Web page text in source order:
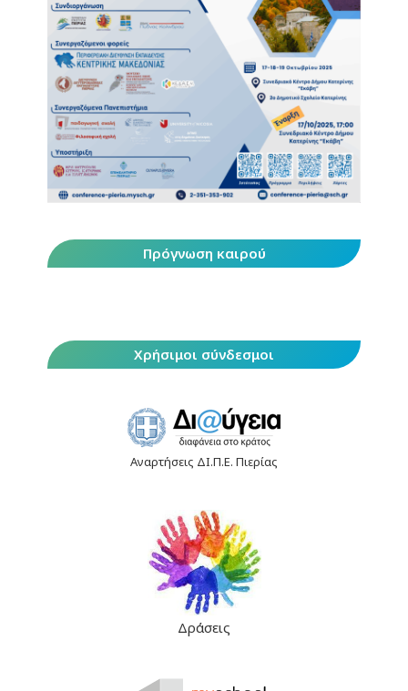
Πρόγνωση καιρού
Χρήσιμοι σύνδεσμοι
Αναρτήσεις ΔΙ.Π.Ε. Πιερίας
Δράσεις